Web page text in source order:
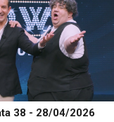
38 - 28/04/2026